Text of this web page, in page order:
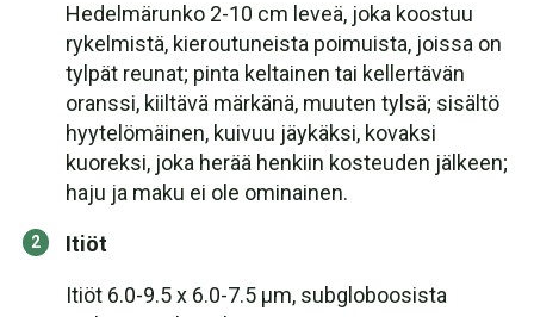
Hedelmärunko 2-10 cm leveä, joka koostuu
rykelmistä, kieroutuneista poimuista, joissa on
tylpät reunat; pinta keltainen tai kellertävän
oranssi, kiiltävä märkänä, muuten tylsä; sisältö
hyytelömäinen, kuivuu jäykäksi, kovaksi
kuoreksi, joka herää henkiin kosteuden jälkeen;
haju ja maku ei ole ominainen.
Itiöt
Itiöt 6.0-9.5 x 6.0-7.5 µm, subgloboosista